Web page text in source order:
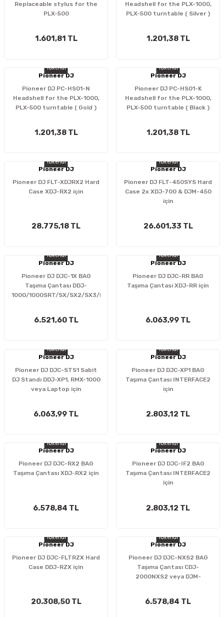
Replaceable stylus for the
PLX-500
1.601,81 TL
Headshell for the PLX-1000,
PLX-500 turntable ( Silver )
1.201,38 TL
Tükendi
Pioneer DJ
Pioneer DJ PC-HS01-N
Headshell for the PLX-1000,
PLX-500 turntable ( Gold )
1.201,38 TL
Tükendi
Pioneer DJ
Pioneer DJ PC-HS01-K
Headshell for the PLX-1000,
PLX-500 turntable ( Black )
1.201,38 TL
Tükendi
Pioneer DJ
Pioneer DJ FLT-XDJRX2 Hard
Case XDJ-RX2 için
28.775,18 TL
Tükendi
Pioneer DJ
Pioneer DJ FLT-450SYS Hard
Case 2x XDJ-700 & DJM-450
için
26.601,33 TL
Tükendi
Pioneer DJ
Pioneer DJ DJC-1X BAG
Taşıma Çantası DDJ-
1000/1000SRT/SX/SX2/SX3/RX
6.521,60 TL
Tükendi
Pioneer DJ
Pioneer DJ DJC-RR BAG
Taşıma Çantası XDJ-RR için
6.063,99 TL
Tükendi
Pioneer DJ
Pioneer DJ DJC-STS1 Sabit
DJ Standı DDJ-XP1, RMX-1000
veya Laptop için
6.063,99 TL
Tükendi
Pioneer DJ
Pioneer DJ DJC-XP1 BAG
Taşıma Çantası INTERFACE2
için
2.803,12 TL
Tükendi
Pioneer DJ
Pioneer DJ DJC-RX2 BAG
Taşıma Çantası XDJ-RX2 için
6.578,84 TL
Tükendi
Pioneer DJ
Pioneer DJ DJC-IF2 BAG
Taşıma Çantası INTERFACE2
için
2.803,12 TL
Tükendi
Pioneer DJ
Pioneer DJ DJC-FLTRZX Hard
Case DDJ-RZX için
20.308,50 TL
Tükendi
Pioneer DJ
Pioneer DJ DJC-NXS2 BAG
Taşıma Çantası CDJ-
2000NXS2 veya DJM-
6.578,84 TL